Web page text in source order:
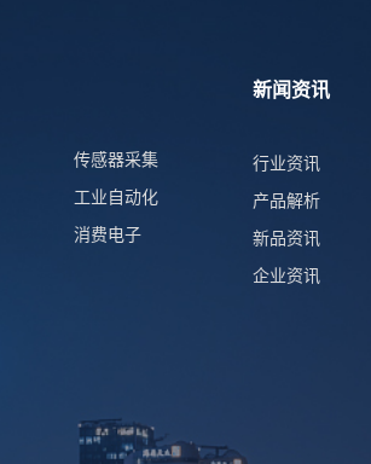
传感器采集
工业自动化
消费电子
新闻资讯
行业资讯
产品解析
新品资讯
企业资讯